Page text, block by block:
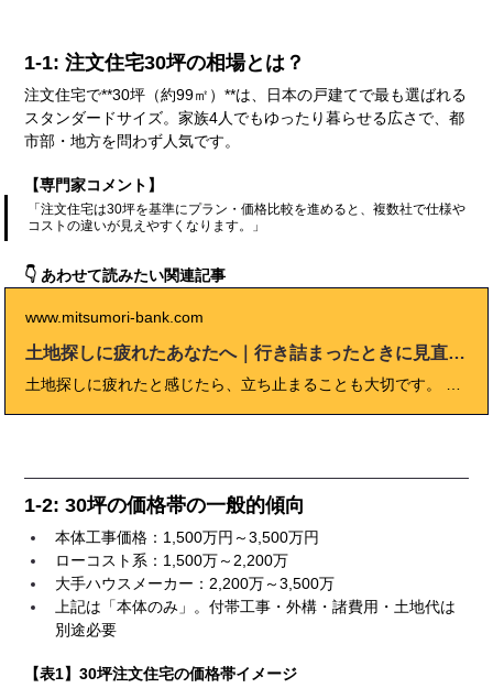
1-1: 注文住宅30坪の相場とは？
注文住宅で**30坪（約99㎡）**は、日本の戸建てで最も選ばれる
スタンダードサイズ。家族4人でもゆったり暮らせる広さで、都
市部・地方を問わず人気です。
【専門家コメント】
「注文住宅は30坪を基準にプラン・価格比較を進めると、複数社で仕様や
コストの違いが見えやすくなります。」
👇 あわせて読みたい関連記事
www.mitsumori-bank.com
土地探しに疲れたあなたへ｜行き詰まったときに見直すべき5つの視点
1-2: 30坪の価格帯の一般的傾向
本体工事価格：1,500万円～3,500万円
ローコスト系：1,500万～2,200万
大手ハウスメーカー：2,200万～3,500万
上記は「本体のみ」。付帯工事・外構・諸費用・土地代は
別途必要
【表1】30坪注文住宅の価格帯イメージ